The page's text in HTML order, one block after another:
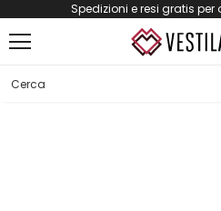
Spedizioni e resi gratis